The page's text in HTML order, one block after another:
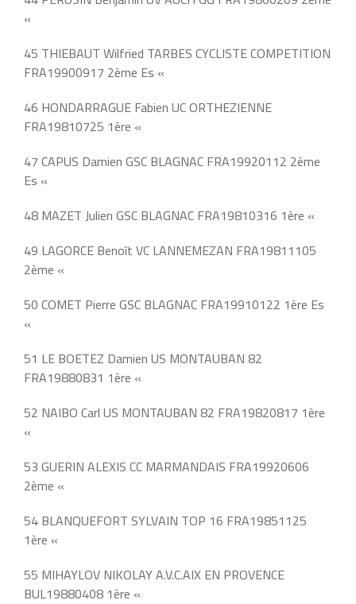
«
45 THIEBAUT Wilfried TARBES CYCLISTE COMPETITION
FRA19900917 2ème Es «
46 HONDARRAGUE Fabien UC ORTHEZIENNE
FRA19810725 1ère «
47 CAPUS Damien GSC BLAGNAC FRA19920112 2ème
Es «
48 MAZET Julien GSC BLAGNAC FRA19810316 1ère «
49 LAGORCE Benoît VC LANNEMEZAN FRA19811105
2ème «
50 COMET Pierre GSC BLAGNAC FRA19910122 1ère Es
«
51 LE BOETEZ Damien US MONTAUBAN 82
FRA19880831 1ère «
52 NAIBO Carl US MONTAUBAN 82 FRA19820817 1ère
«
53 GUERIN ALEXIS CC MARMANDAIS FRA19920606
2ème «
54 BLANQUEFORT SYLVAIN TOP 16 FRA19851125
1ère «
55 MIHAYLOV NIKOLAY A.V.C.AIX EN PROVENCE
BUL19880408 1ère «